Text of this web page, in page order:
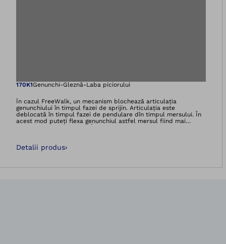
Deschidere
170K1Genunchi-Gleznă-Laba piciorului
În cazul FreeWalk, un mecanism blochează articulația
genunchiului în timpul fazei de sprijin. Articulația este
deblocată în timpul fazei de pendulare dîn timpul mersului. În
acest mod puteți flexa genunchiul astfel mersul fiind mai
abdomenului, aceasta vă permite un mers aproape natural,
robustă din oțelul este și foarte fiabilă.
Detalii produs›